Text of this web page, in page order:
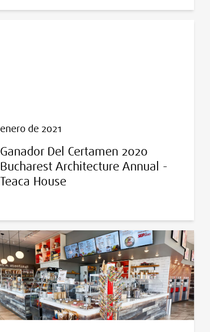
enero de 2021
Ganador Del Certamen 2020
Bucharest Architecture Annual -
Teaca House